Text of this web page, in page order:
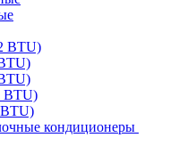
BTU)
BTU)
кондиционеры